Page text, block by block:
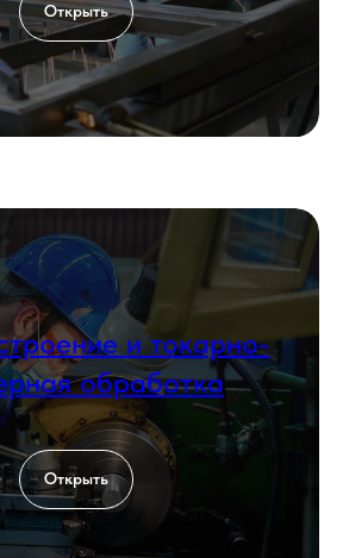
Открыть
и токарно-
обработка
Открыть